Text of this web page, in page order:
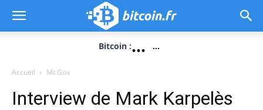
Bitcoin :... ...
Accueil Mt.Gox
Interview de Mark Karpelès